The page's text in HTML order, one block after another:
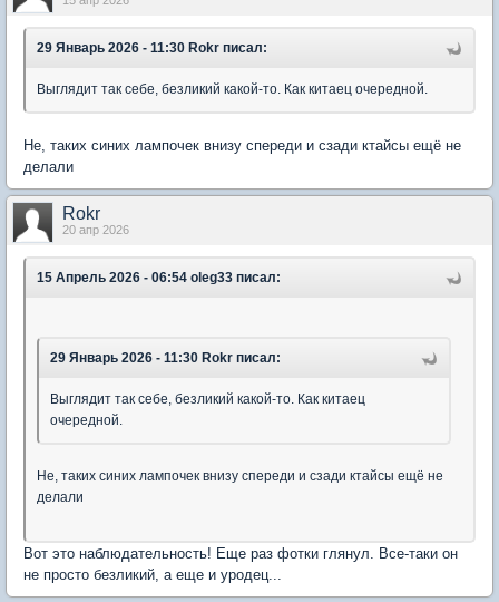
29 Январь 2026 - 11:30 Rokr писал:
Выглядит так себе, безликий какой-то. Как китаец очередной.
Не, таких синих лампочек внизу спереди и сзади ктайсы ещё не
делали
Rokr
20 апр 2026
15 Апрель 2026 - 06:54 oleg33 писал:
29 Январь 2026 - 11:30 Rokr писал:
Выглядит так себе, безликий какой-то. Как китаец
очередной.
Не, таких синих лампочек внизу спереди и сзади ктайсы ещё не
делали
Вот это наблюдательность! Еще раз фотки глянул. Все-таки он
не просто безликий, а еще и уродец...